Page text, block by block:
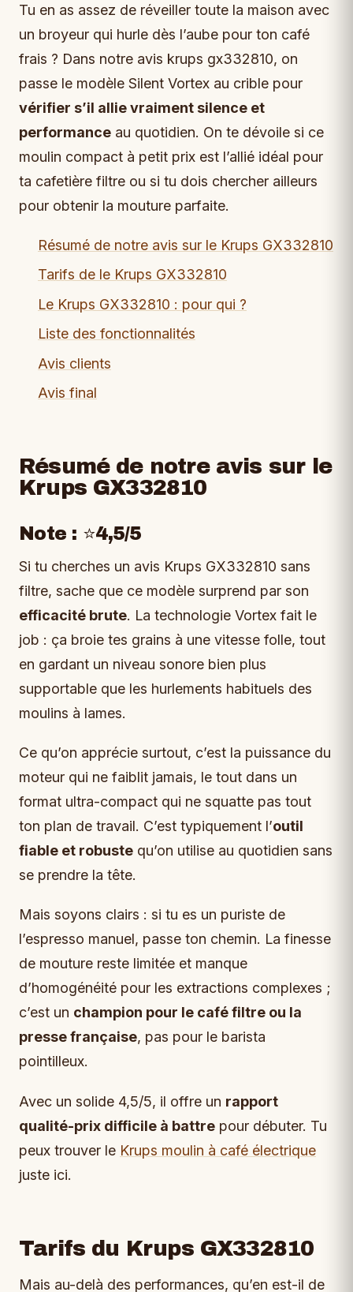
Tu en as assez de réveiller toute la maison avec
un broyeur qui hurle dès l’aube pour ton café
frais ? Dans notre avis krups gx332810, on
passe le modèle Silent Vortex au crible pour
vérifier s’il allie vraiment silence et
performance au quotidien. On te dévoile si ce
moulin compact à petit prix est l’allié idéal pour
ta cafetière filtre ou si tu dois chercher ailleurs
pour obtenir la mouture parfaite.
Résumé de notre avis sur le Krups GX332810
Tarifs de le Krups GX332810
Le Krups GX332810 : pour qui ?
Liste des fonctionnalités
Avis clients
Avis final
Résumé de notre avis sur le
Krups GX332810
Note : ⭐4,5/5
Si tu cherches un avis Krups GX332810 sans
filtre, sache que ce modèle surprend par son
efficacité brute. La technologie Vortex fait le
job : ça broie tes grains à une vitesse folle, tout
en gardant un niveau sonore bien plus
supportable que les hurlements habituels des
moulins à lames.
Ce qu’on apprécie surtout, c’est la puissance du
moteur qui ne faiblit jamais, le tout dans un
format ultra-compact qui ne squatte pas tout
ton plan de travail. C’est typiquement l’outil
fiable et robuste qu’on utilise au quotidien sans
se prendre la tête.
Mais soyons clairs : si tu es un puriste de
l’espresso manuel, passe ton chemin. La finesse
de mouture reste limitée et manque
d’homogénéité pour les extractions complexes ;
c’est un champion pour le café filtre ou la
presse française, pas pour le barista
pointilleux.
Avec un solide 4,5/5, il offre un rapport
qualité-prix difficile à battre pour débuter. Tu
peux trouver le Krups moulin à café électrique
juste ici.
Tarifs du Krups GX332810
Mais au-delà des performances, qu’en est-il de